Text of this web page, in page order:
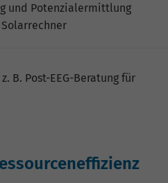
und Potenzialermittlung
B. Post-EEG-Beratung für